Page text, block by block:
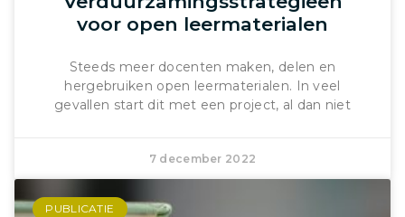
voor open leermaterialen
Steeds meer docenten maken, delen en
hergebruiken open leermaterialen. In veel
gevallen start dit met een project, al dan niet
7 december 2022
PUBLICATIE